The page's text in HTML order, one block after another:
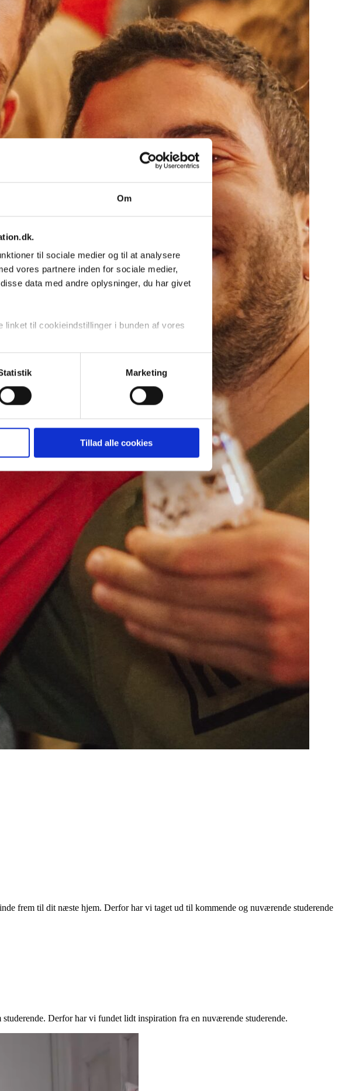
Om
til sociale medier og til at analysere
vores partnere inden for sociale medier,
data med andre oplysninger, du har givet
til cookieindstillinger i bunden af vores
Marketing
Tillad alle cookies
frem til dit næste hjem. Derfor har vi taget ud til kommende og nuværende studerende
Derfor har vi fundet lidt inspiration fra en nuværende studerende.